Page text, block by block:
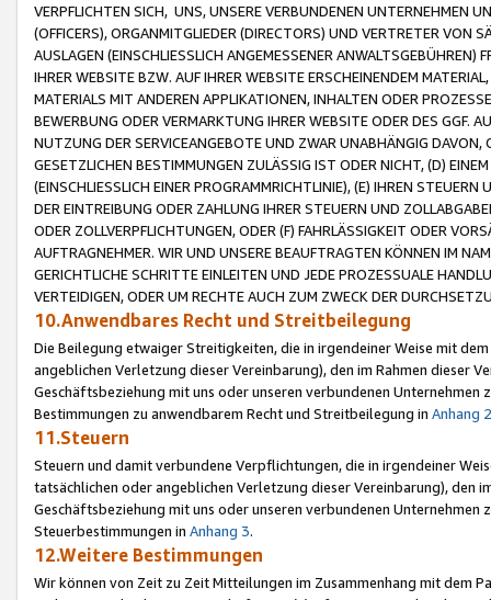
VERPFLICHTEN SICH, UNS, UNSERE VERBUNDENEN UNTERNEHMEN
(OFFICERS), ORGANMITGLIEDER (DIRECTORS) UND VERTRETER VON
AUSLAGEN (EINSCHLIESSLICH ANGEMESSENER
IHRER WEBSITE BZW. AUF IHRER WEBSITE ERSCHEINENDEM
MATERIALS MIT ANDEREN APPLIKATIONEN, INHALTEN ODER
BEWERBUNG ODER VERMARKTUNG IHRER WEBSITE ODER DES GGF.
NUTZUNG DER SERVICEANGEBOTE UND ZWAR UNABHÄNGIG
GESETZLICHEN BESTIMMUNGEN ZULÄSSIG IST ODER NICHT, (D)
(EINSCHLIESSLICH EINER PROGRAMMRICHTLINIE), (E) IHREN
DER EINTREIBUNG ODER ZAHLUNG IHRER STEUERN UND
ODER ZOLLVERPFLICHTUNGEN, ODER (F) FAHRLÄSSIGKEIT ODER
AUFTRAGNEHMER. WIR UND UNSERE BEAUFTRAGTEN KÖNNEN IM
GERICHTLICHE SCHRITTE EINLEITEN UND JEDE PROZESSUALE
VERTEIDIGEN, ODER UM RECHTE AUCH ZUM ZWECK DER
10.Anwendbares Recht und Streitbeilegung
Die Beilegung etwaiger Streitigkeiten, die in irgendeiner Weise mit
angeblichen Verletzung dieser Vereinbarung), den im Rahmen dieser
Geschäftsbeziehung mit uns oder unseren verbundenen
Bestimmungen zu anwendbarem Recht und Streitbeilegung in Anhang 2
11.Steuern
Steuern und damit verbundene Verpflichtungen, die in irgendeiner
tatsächlichen oder angeblichen Verletzung dieser Vereinbarung), den
Geschäftsbeziehung mit uns oder unseren verbundenen
Steuerbestimmungen in Anhang 3.
12.Weitere Bestimmungen
Wir können von Zeit zu Zeit Mitteilungen im Zusammenhang mit dem